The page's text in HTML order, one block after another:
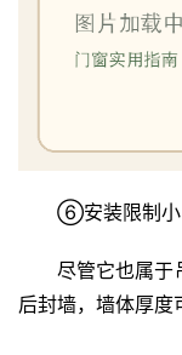
业
系
⑥安装限制小
尽管它也属于
后封墙，墙体厚度